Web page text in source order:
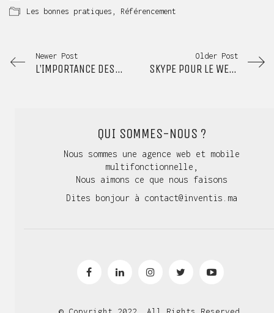
Les bonnes pratiques
Référencement
Newer Post
L’IMPORTANCE DES VIDÉOS POUR LES SITES DU E-COMMERCE
Older Post
SKYPE POUR LE WEB DANS LE MONDE ENTIER
QUI SOMMES-NOUS ?
Nous sommes une agence web et mobile
multifonctionnelle,
Nous aimons ce que nous faisons
Dites bonjour à contact@inventis.ma